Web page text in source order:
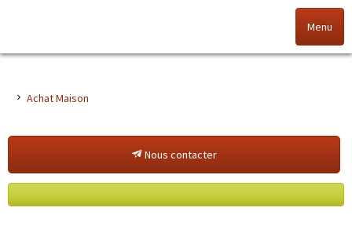
Menu
Achat Maison
Nous contacter